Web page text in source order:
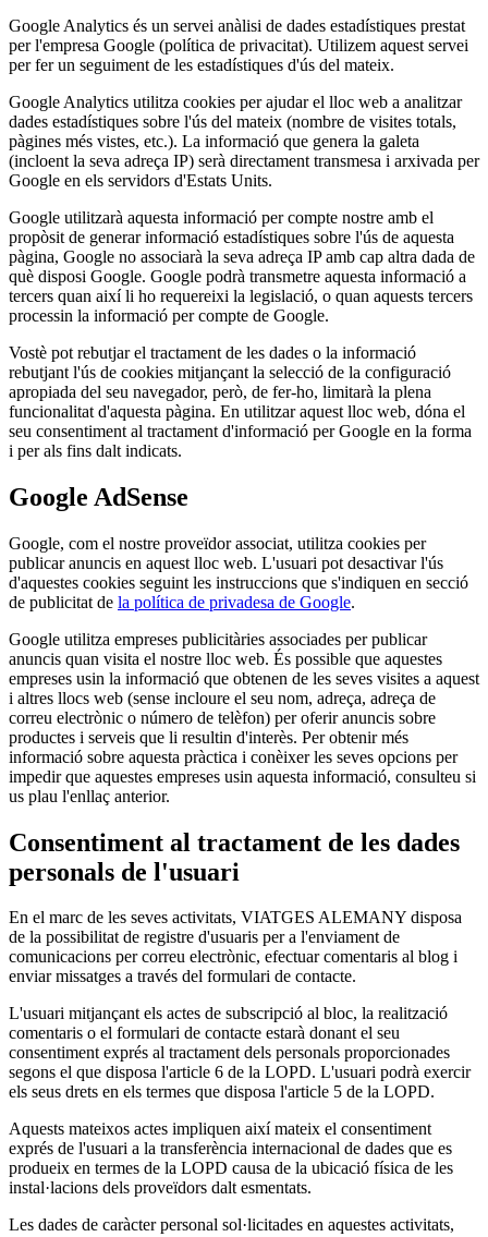
Google Analytics és un servei anàlisi de dades estadístiques prestat
per l'empresa Google (política de privacitat). Utilizem aquest servei
per fer un seguiment de les estadístiques d'ús del mateix.
Google Analytics utilitza cookies per ajudar el lloc web a analitzar
dades estadístiques sobre l'ús del mateix (nombre de visites totals,
pàgines més vistes, etc.). La informació que genera la galeta
(incloent la seva adreça IP) serà directament transmesa i arxivada per
Google en els servidors d'Estats Units.
Google utilitzarà aquesta informació per compte nostre amb el
propòsit de generar informació estadístiques sobre l'ús de aquesta
pàgina, Google no associarà la seva adreça IP amb cap altra dada de
què disposi Google. Google podrà transmetre aquesta informació a
tercers quan així li ho requereixi la legislació, o quan aquests tercers
processin la informació per compte de Google.
Vostè pot rebutjar el tractament de les dades o la informació
rebutjant l'ús de cookies mitjançant la selecció de la configuració
apropiada del seu navegador, però, de fer-ho, limitarà la plena
funcionalitat d'aquesta pàgina. En utilitzar aquest lloc web, dóna el
seu consentiment al tractament d'informació per Google en la forma
i per als fins dalt indicats.
Google AdSense
Google, com el nostre proveïdor associat, utilitza cookies per
publicar anuncis en aquest lloc web. L'usuari pot desactivar l'ús
d'aquestes cookies seguint les instruccions que s'indiquen en secció
de publicitat de la política de privadesa de Google.
Google utilitza empreses publicitàries associades per publicar
anuncis quan visita el nostre lloc web. És possible que aquestes
empreses usin la informació que obtenen de les seves visites a aquest
i altres llocs web (sense incloure el seu nom, adreça, adreça de
correu electrònic o número de telèfon) per oferir anuncis sobre
productes i serveis que li resultin d'interès. Per obtenir més
informació sobre aquesta pràctica i conèixer les seves opcions per
impedir que aquestes empreses usin aquesta informació, consulteu si
us plau l'enllaç anterior.
Consentiment al tractament de les dades
personals de l'usuari
En el marc de les seves activitats, VIATGES ALEMANY disposa
de la possibilitat de registre d'usuaris per a l'enviament de
comunicacions per correu electrònic, efectuar comentaris al blog i
enviar missatges a través del formulari de contacte.
L'usuari mitjançant els actes de subscripció al bloc, la realització
comentaris o el formulari de contacte estarà donant el seu
consentiment exprés al tractament dels personals proporcionades
segons el que disposa l'article 6 de la LOPD. L'usuari podrà exercir
els seus drets en els termes que disposa l'article 5 de la LOPD.
Aquests mateixos actes impliquen així mateix el consentiment
exprés de l'usuari a la transferència internacional de dades que es
produeix en termes de la LOPD causa de la ubicació física de les
instal·lacions dels proveïdors dalt esmentats.
Les dades de caràcter personal sol·licitades en aquestes activitats,